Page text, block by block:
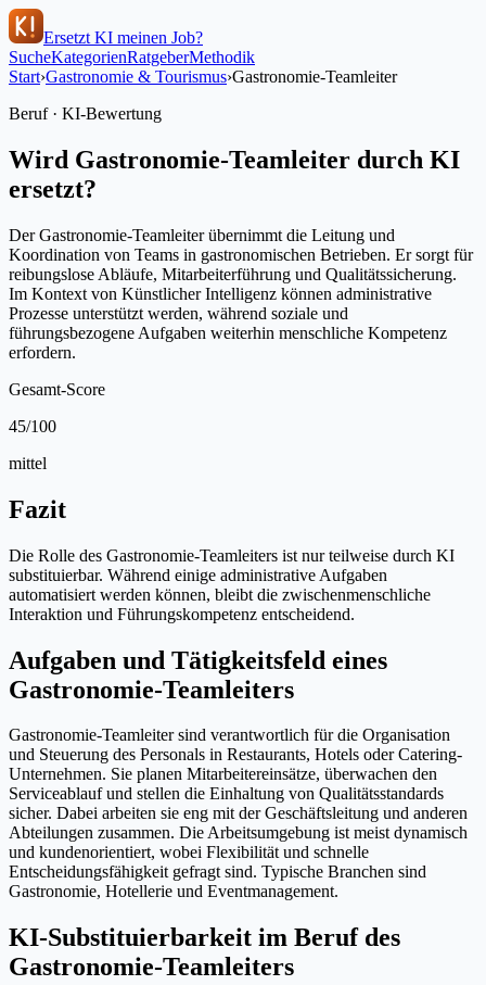
Ersetzt KI meinen Job?
SucheKategorienRatgeberMethodik
Start›Gastronomie & Tourismus›Gastronomie-Teamleiter
Beruf · KI-Bewertung
Wird Gastronomie-Teamleiter durch KI
ersetzt?
Der Gastronomie-Teamleiter übernimmt die Leitung und
Koordination von Teams in gastronomischen Betrieben. Er sorgt für
reibungslose Abläufe, Mitarbeiterführung und Qualitätssicherung.
Im Kontext von Künstlicher Intelligenz können administrative
Prozesse unterstützt werden, während soziale und
führungsbezogene Aufgaben weiterhin menschliche Kompetenz
erfordern.
Gesamt-Score
45/100
mittel
Fazit
Die Rolle des Gastronomie-Teamleiters ist nur teilweise durch KI
substituierbar. Während einige administrative Aufgaben
automatisiert werden können, bleibt die zwischenmenschliche
Interaktion und Führungskompetenz entscheidend.
Aufgaben und Tätigkeitsfeld eines
Gastronomie-Teamleiters
Gastronomie-Teamleiter sind verantwortlich für die Organisation
und Steuerung des Personals in Restaurants, Hotels oder Catering-
Unternehmen. Sie planen Mitarbeitereinsätze, überwachen den
Serviceablauf und stellen die Einhaltung von Qualitätsstandards
sicher. Dabei arbeiten sie eng mit der Geschäftsleitung und anderen
Abteilungen zusammen. Die Arbeitsumgebung ist meist dynamisch
und kundenorientiert, wobei Flexibilität und schnelle
Entscheidungsfähigkeit gefragt sind. Typische Branchen sind
Gastronomie, Hotellerie und Eventmanagement.
KI-Substituierbarkeit im Beruf des
Gastronomie-Teamleiters